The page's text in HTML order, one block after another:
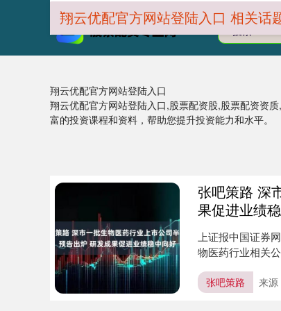
翔云优配官方网站登陆入口
翔云优配官方网站登陆入口,股票配资股,股票配资资
富的投资课程和资料，帮助您提升投资能力和水平。
翔云优配官方网站登陆入口 相关话
张吧策路 深
果促进业绩
上证报中国证券
物医药行业相关
张吧策路 来源